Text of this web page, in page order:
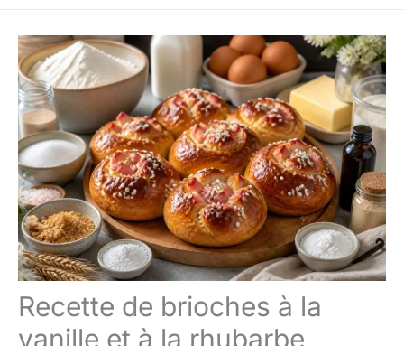
Recette de brioches à la
vanille et à la rhubarbe